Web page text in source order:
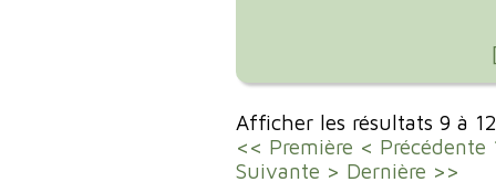
Afficher les résultats 9 à
<< Première < Précédente
Suivante > Dernière >>